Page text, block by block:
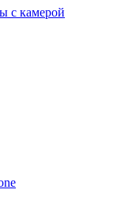
с камерой